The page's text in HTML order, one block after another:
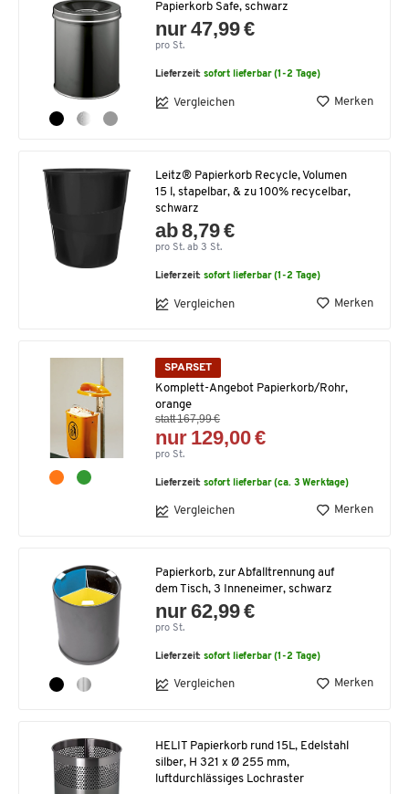
Papierkorb Safe, schwarz
nur 47,99 €
pro St.
Lieferzeit:sofort lieferbar (1-2 Tage)
Vergleichen Merken
Leitz® Papierkorb Recycle, Volumen
15 l, stapelbar, & zu 100% recycelbar,
schwarz
ab 8,79 €
pro St. ab 3 St.
Lieferzeit:sofort lieferbar (1-2 Tage)
Vergleichen Merken
SPARSET
Komplett-Angebot Papierkorb/Rohr,
orange
statt 167,99 €
nur 129,00 €
pro St.
Lieferzeit:sofort lieferbar (ca. 3 Werktage)
Vergleichen Merken
Papierkorb, zur Abfalltrennung auf
dem Tisch, 3 Inneneimer, schwarz
nur 62,99 €
pro St.
Lieferzeit:sofort lieferbar (1-2 Tage)
Vergleichen Merken
HELIT Papierkorb rund 15L, Edelstahl
silber, H 321 x Ø 255 mm,
luftdurchlässiges Lochraster